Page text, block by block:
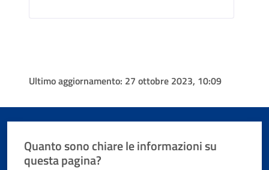
Ultimo aggiornamento: 27 ottobre 2023, 10:09
Quanto sono chiare le informazioni su
questa pagina?